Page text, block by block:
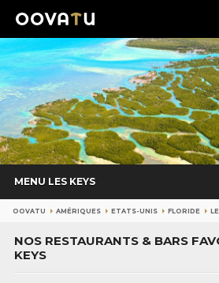
MENU LES KEYS
OOVATU AMÉRIQUES ETATS-UNIS FLORIDE
NOS RESTAURANTS & BARS
KEYS